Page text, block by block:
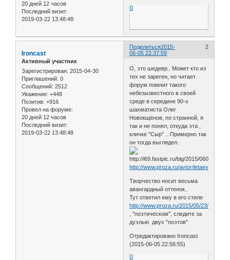
20 дней 12 часов
Последний визит:
2019-03-22 13:48:48
0
Поделиться 2
2015-
06-05 22:37:59
Ironcast
Активный участник
Зарегистрирован: 2015-04-30
Приглашений: 0
Сообщений: 2512
Уважение: +448
Позитив: +916
Провел на форуме:
20 дней 12 часов
Последний визит:
2019-03-22 13:48:48
О, это шедевр.. Может кто из
тех не зареген, но читает
форум помнит такого
небезызвестного в своей
среде в середине 90-х
шахматиста Олег
Новокщёнов, по странной, я
так и не понял, откуда эта ,
кличке "Сыр" .. Примерно так
он тогда выглядел.
http://www.proza.ru/avtor/letaev
Творчество носит весьма
авангардный оттенок..
Тут ответил ему в его стиле
http://www.proza.ru/2015/05/23/573
, "поэтическом", следите за
дуэлью двух "поэтов"
Отредактировано Ironcast
(2015-06-05 22:56:55)
0